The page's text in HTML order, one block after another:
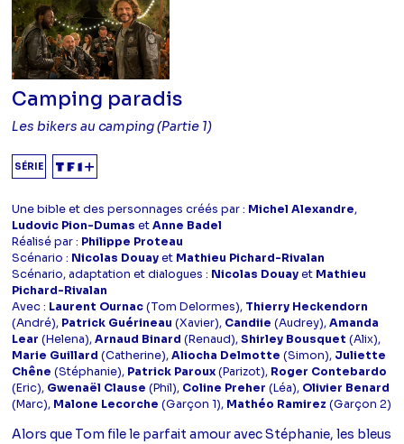
Camping paradis
Les bikers au camping (Partie 1)
SÉRIE
Une bible et des personnages créés par : Michel Alexandre,
Ludovic Pion-Dumas etAnne Badel
Réalisé par : Philippe Proteau
Scénario : Nicolas Douayet Mathieu Pichard-Rivalan
Scénario, adaptation et dialogues : Nicolas Douayet Mathieu
Pichard-Rivalan
Avec : Laurent Ournac(Tom Delormes), Thierry Heckendorn
(André), Patrick Guérineau (Xavier), Candiie (Audrey),Amanda
Lear (Helena),Arnaud Binard (Renaud),Shirley Bousquet (Alix),
Marie Guillard (Catherine),Aliocha Delmotte (Simon), Juliette
Chêne (Stéphanie), Patrick Paroux(Parizot), Roger Contebardo
(Eric), Gwenaël Clause (Phil), Coline Preher (Léa), Olivier Benard
(Marc), Malone Lecorche (Garçon 1), Mathéo Ramirez (Garçon 2)
Alors que Tom file le parfait amour avec Stéphanie, les bleus